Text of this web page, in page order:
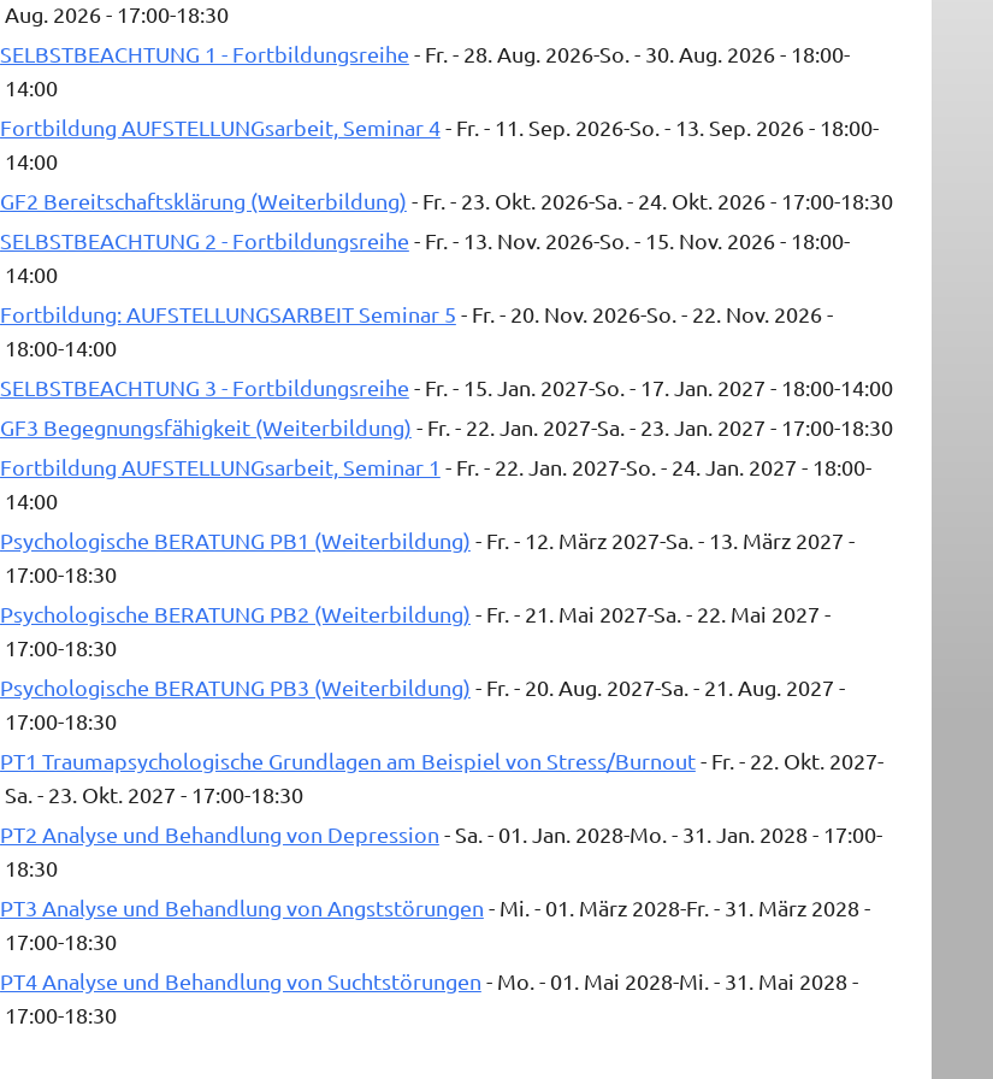
Aug. 2026 - 17:00-18:30
SELBSTBEACHTUNG 1 - Fortbildungsreihe - Fr. - 28. Aug. 2026-So. - 30. Aug. 2026 - 18:00-
14:00
Fortbildung AUFSTELLUNGsarbeit, Seminar 4- Fr. - 11. Sep. 2026-So. - 13. Sep. 2026 - 18:00-
14:00
GF2 Bereitschaftsklärung (Weiterbildung) - Fr. - 23. Okt. 2026-Sa. - 24. Okt. 2026 - 17:00-18:30
SELBSTBEACHTUNG 2 - Fortbildungsreihe - Fr. - 13. Nov. 2026-So. - 15. Nov. 2026 - 18:00-
14:00
Fortbildung: AUFSTELLUNGSARBEIT Seminar 5 - Fr. - 20. Nov. 2026-So. - 22. Nov. 2026 -
18:00-14:00
SELBSTBEACHTUNG 3 - Fortbildungsreihe - Fr. - 15. Jan. 2027-So. - 17. Jan. 2027 - 18:00-14:00
GF3 Begegnungsfähigkeit (Weiterbildung) - Fr. - 22. Jan. 2027-Sa. - 23. Jan. 2027 - 17:00-18:30
Fortbildung AUFSTELLUNGsarbeit, Seminar 1 - Fr. - 22. Jan. 2027-So. - 24. Jan. 2027 - 18:00-
14:00
Psychologische BERATUNG PB1 (Weiterbildung) - Fr. - 12. März 2027-Sa. - 13. März 2027 -
17:00-18:30
Psychologische BERATUNG PB2 (Weiterbildung) - Fr. - 21. Mai 2027-Sa. - 22. Mai 2027 -
17:00-18:30
Psychologische BERATUNG PB3 (Weiterbildung) - Fr. - 20. Aug. 2027-Sa. - 21. Aug. 2027 -
17:00-18:30
PT1 Traumapsychologische Grundlagen am Beispiel von Stress/Burnout- Fr. - 22. Okt. 2027-
Sa. - 23. Okt. 2027 - 17:00-18:30
PT2 Analyse und Behandlung von Depression - Sa. - 01. Jan. 2028-Mo. - 31. Jan. 2028 - 17:00-
18:30
PT3 Analyse und Behandlung von Angststörungen - Mi. - 01. März 2028-Fr. - 31. März 2028 -
17:00-18:30
PT4 Analyse und Behandlung von Suchtstörungen - Mo. - 01. Mai 2028-Mi. - 31. Mai 2028 -
17:00-18:30